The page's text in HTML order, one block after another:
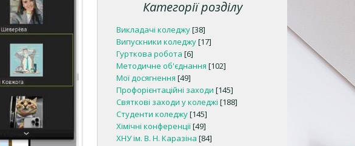
Категорії розділу
Викладачі коледжу[38]
Випускники коледжу[17]
Гурткова робота [6]
Методичне об'єднання [102]
Мої досягнення [49]
Профорієнтаційні заходи [145]
Святкові заходи у коледжі [188]
Студенти коледжу[145]
Хімічні конференції[49]
ХНУ ім. В. Н. Каразіна [84]